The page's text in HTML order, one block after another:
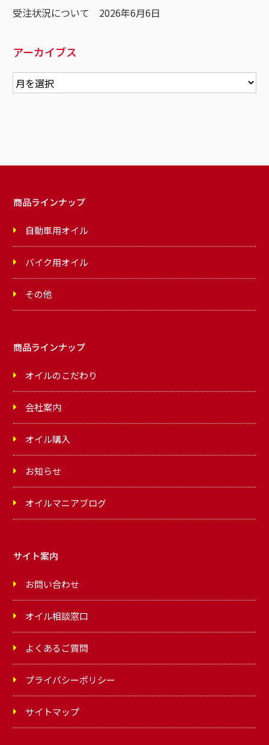
受注状況について 2026年6月6日
アーカイブス
商品ラインナップ
自動車用オイル
バイク用オイル
その他
商品ラインナップ
オイルのこだわり
会社案内
オイル購入
お知らせ
オイルマニアブログ
サイト案内
お問い合わせ
オイル相談窓口
よくあるご質問
プライバシーポリシー
サイトマップ